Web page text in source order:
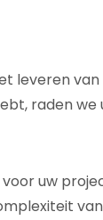
leveren
raden we
uw